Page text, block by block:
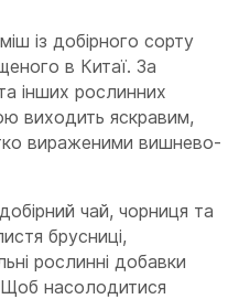
із добірного сорту
в Китаї. За
інших рослинних
виходить яскравим,
вираженими вишнево-
чай, чорниця та
брусниці,
рослинні добавки
Щоб насолодитися